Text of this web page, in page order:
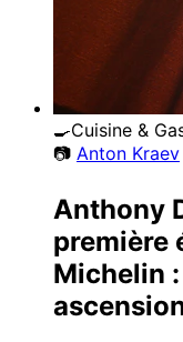
🍳Cuisine &
📷 Anton Kraev
Anthony
première
Michelin